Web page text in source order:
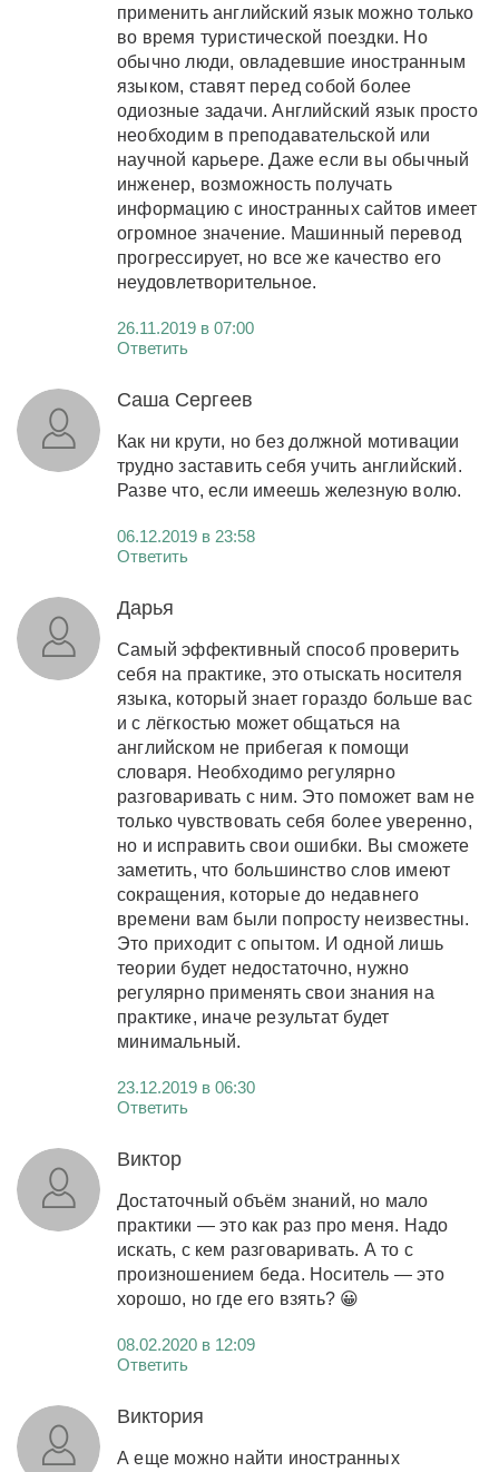
применить английский язык можно только
во время туристической поездки. Но
обычно люди, овладевшие иностранным
языком, ставят перед собой более
одиозные задачи. Английский язык просто
необходим в преподавательской или
научной карьере. Даже если вы обычный
инженер, возможность получать
информацию с иностранных сайтов имеет
огромное значение. Машинный перевод
прогрессирует, но все же качество его
неудовлетворительное.
26.11.2019 в 07:00
Ответить
Саша Сергеев
Как ни крути, но без должной мотивации
трудно заставить себя учить английский.
Разве что, если имеешь железную волю.
06.12.2019 в 23:58
Ответить
Дарья
Самый эффективный способ проверить
себя на практике, это отыскать носителя
языка, который знает гораздо больше вас
и с лёгкостью может общаться на
английском не прибегая к помощи
словаря. Необходимо регулярно
разговаривать с ним. Это поможет вам не
только чувствовать себя более уверенно,
но и исправить свои ошибки. Вы сможете
заметить, что большинство слов имеют
сокращения, которые до недавнего
времени вам были попросту неизвестны.
Это приходит с опытом. И одной лишь
теории будет недостаточно, нужно
регулярно применять свои знания на
практике, иначе результат будет
минимальный.
23.12.2019 в 06:30
Ответить
Виктор
Достаточный объём знаний, но мало
практики — это как раз про меня. Надо
искать, с кем разговаривать. А то с
произношением беда. Носитель — это
хорошо, но где его взять? 😀
08.02.2020 в 12:09
Ответить
Виктория
А еще можно найти иностранных